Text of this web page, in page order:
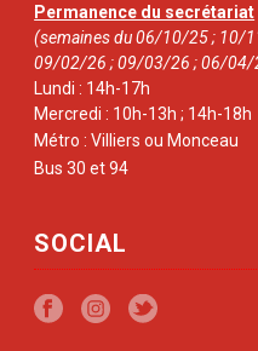
Permanence du secrétariat
(semaines du 06/10/25 ; 10/
09/02/26 ; 09/03/26 ; 06/04/
Lundi : 14h-17h
Mercredi : 10h-13h ; 14h-18h
Métro : Villiers ou Monceau
Bus 30 et 94
SOCIAL